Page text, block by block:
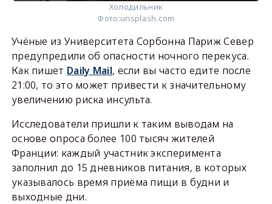
Холодильник
Фото:unsplash.com
Учёные из Университета Сорбонна Париж Север
предупредили об опасности ночного перекуса.
Как пишет Daily Mail, если вы часто едите после
21:00, то это может привести к значительному
увеличению риска инсульта.
Исследователи пришли к таким выводам на
основе опроса более 100 тысяч жителей
Франции: каждый участник эксперимента
заполнил до 15 дневников питания, в которых
указывалось время приёма пищи в будни и
выходные дни.